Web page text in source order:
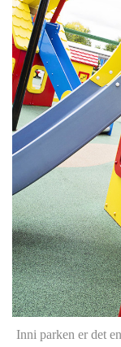
Inni parken er det